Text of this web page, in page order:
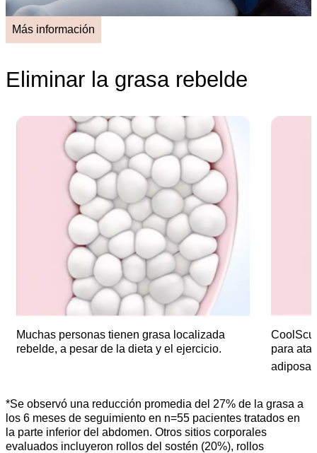
Más información
Eliminar la grasa rebelde
Muchas personas tienen grasa localizada
rebelde, a pesar de la dieta y el ejercicio.
para
*Se observó una reducción promedia del 27% de la grasa a
los 6 meses de seguimiento en n=55 pacientes tratados en
la parte inferior del abdomen. Otros sitios corporales
evaluados incluyeron rollos del sostén (20%), rollos